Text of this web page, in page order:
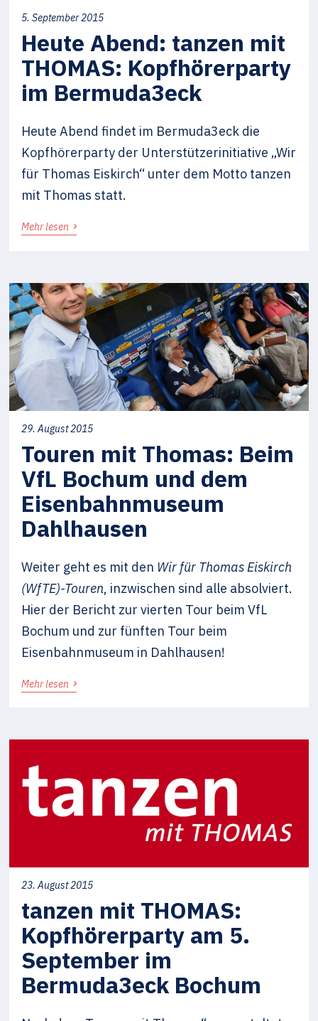
5. September 2015
Heute Abend: tanzen mit
THOMAS: Kopfhörerparty
im Bermuda3eck
Heute Abend findet im Bermuda3eck die
Kopfhörerparty der Unterstützerinitiative „Wir
für Thomas Eiskirch“ unter dem Motto tanzen
mit Thomas statt.
Mehr lesen ›
29. August 2015
Touren mit Thomas: Beim
VfL Bochum und dem
Eisenbahnmuseum
Dahlhausen
Weiter geht es mit den Wir für Thomas Eiskirch
(WfTE)-Touren, inzwischen sind alle absolviert.
Hier der Bericht zur vierten Tour beim VfL
Bochum und zur fünften Tour beim
Eisenbahnmuseum in Dahlhausen!
Mehr lesen ›
23. August 2015
tanzen mit THOMAS:
Kopfhörerparty am 5.
September im
Bermuda3eck Bochum